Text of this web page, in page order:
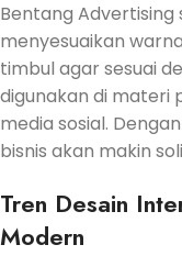
Bentang
menyesuaikan
timbul agar sesuai
digunakan di materi
media sosial.
bisnis akan makin
Tren Desain
Modern